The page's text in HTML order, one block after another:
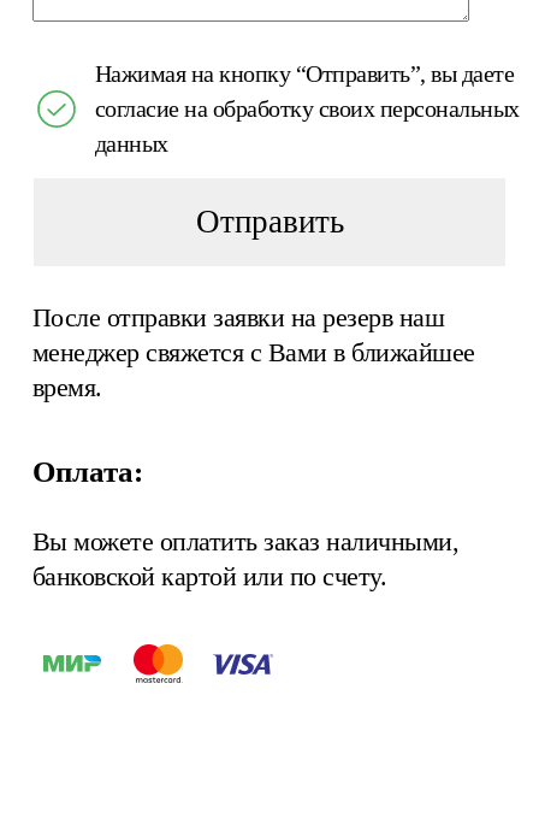
Нажимая на кнопку “Отправить”, вы даете
согласие на обработку своих персональных
данных
Отправить
После отправки заявки на резерв наш
менеджер свяжется с Вами в ближайшее
время.
Оплата:
Вы можете оплатить заказ наличными,
банковской картой или по счету.